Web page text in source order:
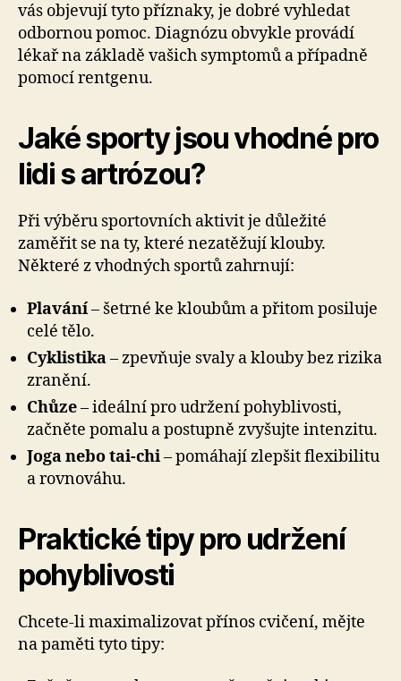
vás objevují tyto příznaky, je dobré vyhledat
odbornou pomoc. Diagnózu obvykle provádí
lékař na základě vašich symptomů a případně
pomocí rentgenu.
Jaké sporty jsou vhodné pro
lidi s artrózou?
Při výběru sportovních aktivit je důležité
zaměřit se na ty, které nezatěžují klouby.
Některé z vhodných sportů zahrnují:
Plavání– šetrné ke kloubům a přitom posiluje
celé tělo.
Cyklistika– zpevňuje svaly a klouby bez rizika
zranění.
Chůze– ideální pro udržení pohyblivosti,
začněte pomalu a postupně zvyšujte intenzitu.
Joga nebo tai-chi– pomáhají zlepšit flexibilitu
a rovnováhu.
Praktické tipy pro udržení
pohyblivosti
Chcete-li maximalizovat přínos cvičení, mějte
na paměti tyto tipy: